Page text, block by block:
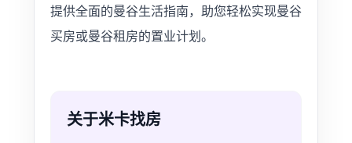
提供全面的曼谷生活指南，助您轻松实现曼谷
买房或曼谷租房的置业计划。
关于米卡找房